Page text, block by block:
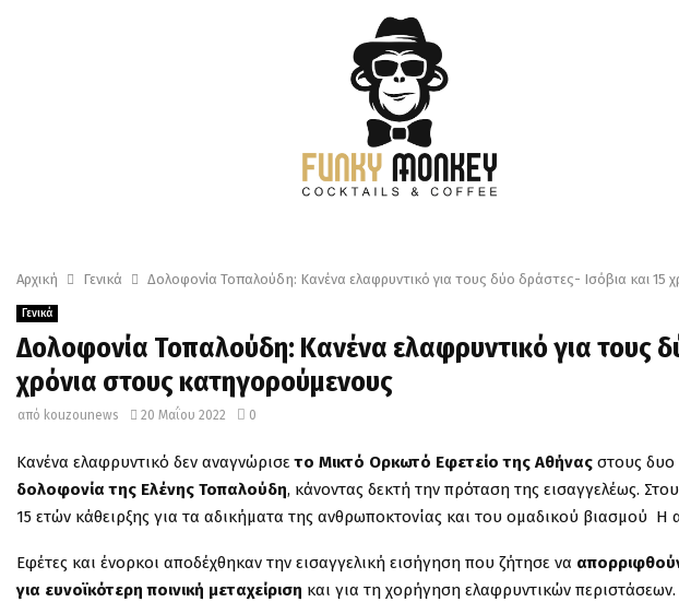
Αρχική Γενικά Δολοφονία Τοπαλούδη: Κανένα ελαφρυντικό για τους δύο δράστες- Ισόβια και 15
Γενικά
Δολοφονία Τοπαλούδη: Κανένα ελαφρυντικό για τους
χρόνια στους κατηγορούμενους
από kouzounews 20 Μαΐου 2022 0
Κανένα ελαφρυντικό δεν αναγνώρισετο Μικτό Ορκωτό Εφετείο της Αθήνας στους
δολοφονία της Ελένης Τοπαλούδη, κάνοντας δεκτή την πρόταση της εισαγγελέως.
15 ετών κάθειρξης για τα αδικήματα της ανθρωποκτονίας και του ομαδικού βιασμού
Εφέτες και ένορκοι αποδέχθηκαν την εισαγγελική εισήγηση που ζήτησε να
για ευνοϊκότερη ποινική μεταχείριση και για τη χορήγηση ελαφρυντικών περιστάσεων.